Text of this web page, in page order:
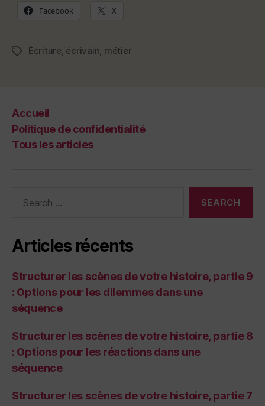
Facebook X
TagsÉcriture, écrivain métier
Accueil
Politique de confidentialité
Tous les articles
Articles récents
Structurer les scènes de votre histoire, partie 9
: Options pour les dilemmes dans une
séquence
Structurer les scènes de votre histoire, partie 8
: Options pour les réactions dans une
séquence
Structurer les scènes de votre histoire, partie 7